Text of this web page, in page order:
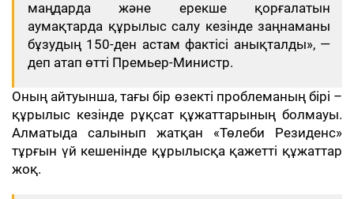
маңдарда және ерекше қорғалатын
аумақтарда құрылыс салу кезінде заңнаманы
бұзудың 150-ден астам фактісі анықталды», —
деп атап өтті Премьер-Министр.
Оның айтуынша, тағы бір өзекті проблеманың бірі –
құрылыс кезінде рұқсат құжаттарының болмауы.
Алматыда салынып жатқан «Төлеби Резиденс»
тұрғын үй кешенінде құрылысқа қажетті құжаттар
жоқ.